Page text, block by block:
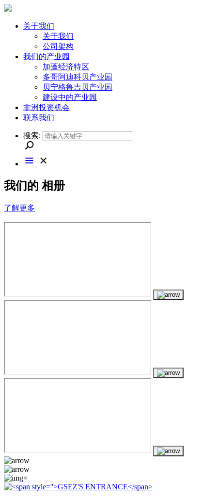
关于我们
关于我们
公司架构
我们的产业园
加蓬经济特区
多哥阿迪科贝产业园
贝宁格鲁吉贝产业园
建设中的产业园
非洲投资机会
联系我们
搜索:
我们的 相册
了解更多
×